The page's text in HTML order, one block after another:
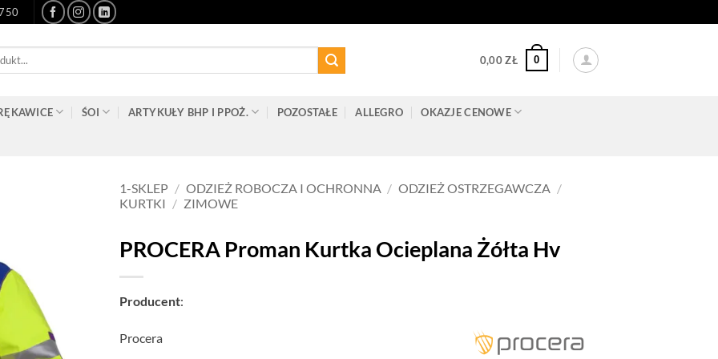
0,00ZŁ 0
ŚOI ARTYKUŁY BHP I PPOŻ. POZOSTAŁE ALLEGRO OKAZJE CENOWE
1-SKLEP / ODZIEŻ ROBOCZA I OCHRONNA / ODZIEŻ OSTRZEGAWCZA /
KURTKI / ZIMOWE
PROCERA Proman Kurtka Ocieplana Żółta Hv
Producent:
Procera